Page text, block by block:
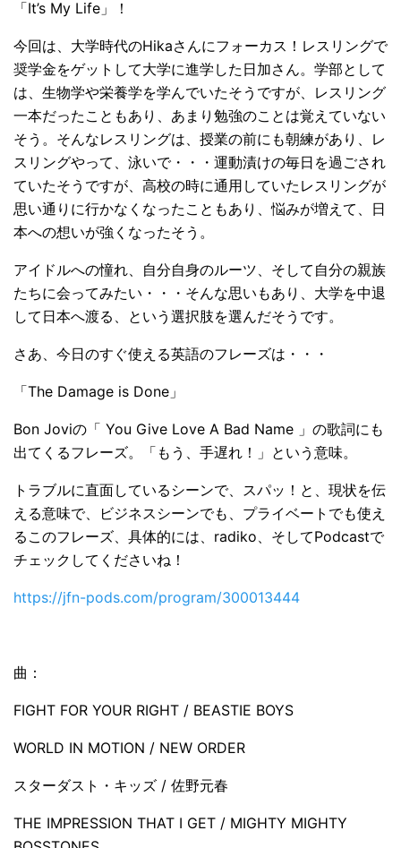
「It’s My Life」！
今回は、大学時代のHikaさんにフォーカス！レスリングで
奨学金をゲットして大学に進学した日加さん。学部として
は、生物学や栄養学を学んでいたそうですが、レスリング
一本だったこともあり、あまり勉強のことは覚えていない
そう。そんなレスリングは、授業の前にも朝練があり、レ
スリングやって、泳いで・・・運動漬けの毎日を過ごされ
ていたそうですが、高校の時に通用していたレスリングが
思い通りに行かなくなったこともあり、悩みが増えて、日
本への想いが強くなったそう。
アイドルへの憧れ、自分自身のルーツ、そして自分の親族
たちに会ってみたい・・・そんな思いもあり、大学を中退
して日本へ渡る、という選択肢を選んだそうです。
さあ、今日のすぐ使える英語のフレーズは・・・
「The Damage is Done」
Bon Joviの「 You Give Love A Bad Name 」の歌詞にも
出てくるフレーズ。「もう、手遅れ！」という意味。
トラブルに直面しているシーンで、スパッ！と、現状を伝
える意味で、ビジネスシーンでも、プライベートでも使え
るこのフレーズ、具体的には、radiko、そしてPodcastで
チェックしてくださいね！
https://jfn-pods.com/program/300013444
曲：
FIGHT FOR YOUR RIGHT / BEASTIE BOYS
WORLD IN MOTION / NEW ORDER
スターダスト・キッズ / 佐野元春
THE IMPRESSION THAT I GET / MIGHTY MIGHTY